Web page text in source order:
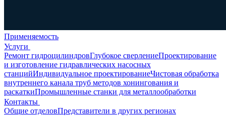
Применяемость
Услуги
Ремонт гидроцилиндровГлубокое сверлениеПроектирование
и изготовление гидравлических насосных
станцийИндивидуальное проектированиеЧистовая обработка
внутреннего канала труб методов хонингования и
раскаткиПромышленные станки для металлообработки
Контакты
Общие отделовПредставители в других регионах